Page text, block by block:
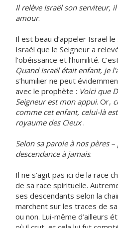
Il relève Israël son serviteur,
amour.
Il est beau d’appeler Israël
Israël que le Seigneur a
l’obéissance et l’humilité.
Quand Israël était enfant, je
s’humilier ne peut
avec le prophète : Voici que
Seigneur est mon appui. Or,
comme cet enfant, celui-là
royaume des Cieux .
Selon sa parole à nos pères
descendance à jamais.
Il ne s’agit pas ici de la race
de sa race spirituelle.
ses descendants selon la
marchent sur les traces de
ou non. Lui-même d’ailleurs